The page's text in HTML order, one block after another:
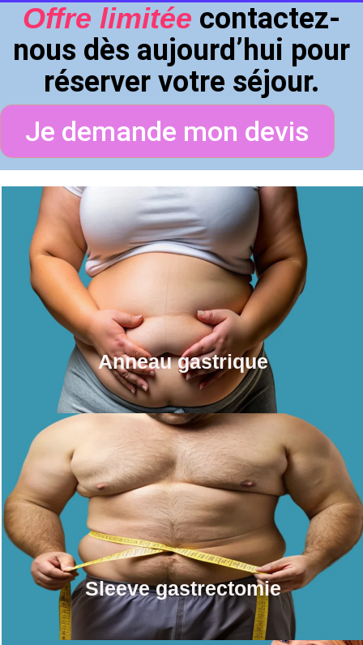
Offre limitée contactez-
nous dès aujourd’hui pour
réserver votre séjour.
Je demande mon devis
Anneau gastrique
Sleeve gastrectomie